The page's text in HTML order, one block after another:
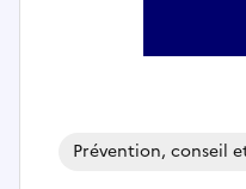
Prévention, conseil